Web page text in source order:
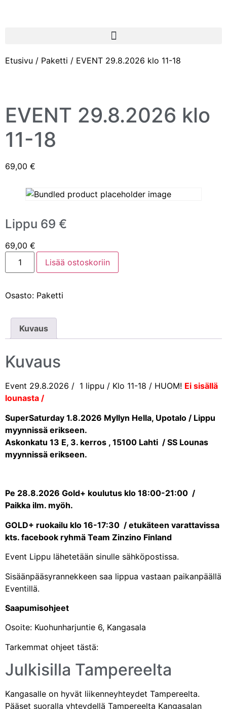
Etusivu / Paketti / EVENT 29.8.2026 klo 11-18
EVENT 29.8.2026 klo
11-18
69,00 €
Lippu 69 €
69,00 €
Lisää ostoskoriin
Osasto: Paketti
Kuvaus
Kuvaus
Event 29.8.2026 / 1 lippu / Klo 11-18 / HUOM! Ei sisällä
lounasta /
SuperSaturday 1.8.2026 Myllyn Hella, Upotalo / Lippu
myynnissä erikseen.
Askonkatu 13 E, 3. kerros , 15100 Lahti / SS Lounas
myynnissä erikseen.
Pe 28.8.2026 Gold+ koulutus klo 18:00-21:00 /
Paikka ilm. myöh.
GOLD+ ruokailu klo 16-17:30 / etukäteen varattavissa
kts. facebook ryhmä Team Zinzino Finland
Event Lippu lähetetään sinulle sähköpostissa.
Sisäänpääsyrannekkeen saa lippua vastaan paikanpäällä
Eventillä.
Saapumisohjeet
Osoite: Kuohunharjuntie 6, Kangasala
Tarkemmat ohjeet tästä:
Julkisilla Tampereelta
Kangasalle on hyvät liikenneyhteydet Tampereelta.
Pääset suoralla yhteydellä Tampereelta Kangasalan